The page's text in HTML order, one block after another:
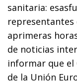
sanitaria:
representantes
aprimeras
de noticias
informar que el
de la Unión